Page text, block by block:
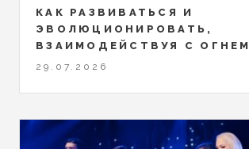
КАК РАЗВИВАТЬСЯ И
ЭВОЛЮЦИОНИРОВАТЬ,
ВЗАИМОДЕЙСТВУЯ С ОГНЕМ
29.07.2026